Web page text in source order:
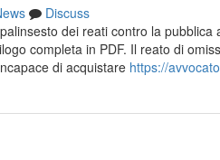
Discuss
dei reati contro la
completa in PDF. Il reato di
di acquistare https://